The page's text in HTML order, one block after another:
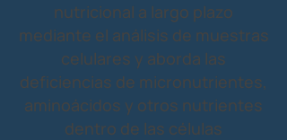
nutricional a largo plazo
mediante el análisis de muestras
celulares y aborda las
deficiencias de micronutrientes,
aminoácidos y otros nutrientes
dentro de las células